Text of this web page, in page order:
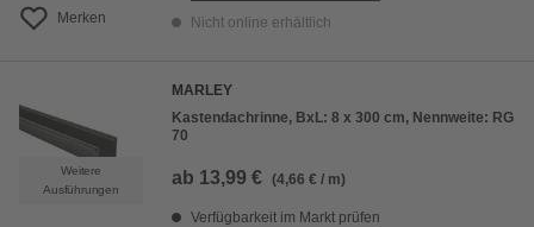
Merken Nicht online erhältlich
Weitere
Ausführungen
MARLEY
Kastendachrinne, BxL: 8 x 300 cm, Nennweite: RG
70
ab 13,99 € (4,66 € / m)
Verfügbarkeit im Markt prüfen